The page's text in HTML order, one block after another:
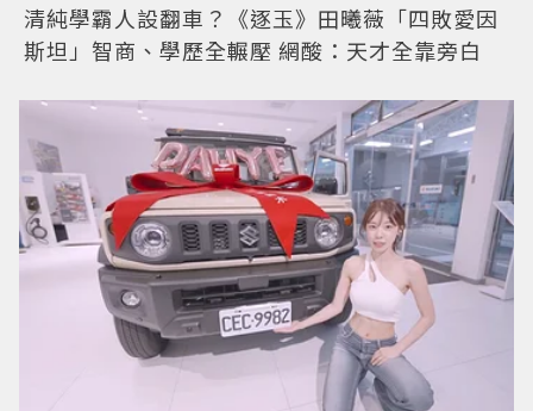
清純學霸人設翻車？《逐玉》田曦薇「四敗愛因
斯坦」智商、學歷全輾壓 網酸：天才全靠旁白